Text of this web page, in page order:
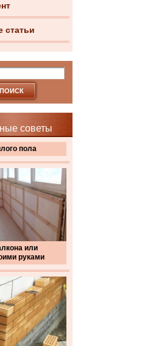
статьи
советы
пола
или
руками